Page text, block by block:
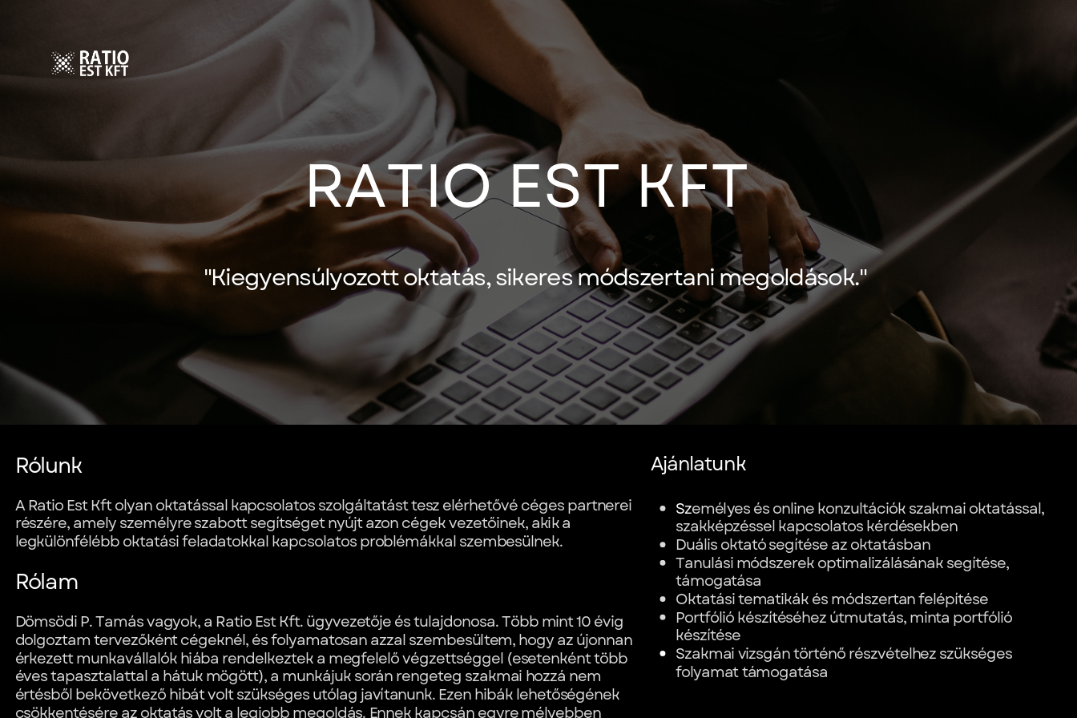
"Kiegyensúlyozott oktatás, sikeres módszertani megoldások."
RATIO EST KFT
Rólunk
A Ratio Est Kft olyan oktatással kapcsolatos szolgáltatást tesz elérhetővé céges partnerei
részére, amely személyre szabott segítséget nyújt azon cégek vezetőinek, akik a
legkülönfélébb oktatási feladatokkal kapcsolatos problémákkal szembesülnek.
Rólam
Dömsödi P. Tamás vagyok, a Ratio Est Kft. ügyvezetője és tulajdonosa. Több mint 10 évig
dolgoztam tervezőként cégeknél, és folyamatosan azzal szembesültem, hogy az újonnan
érkezett munkavállalók hiába rendelkeztek a megfelelő végzettséggel (esetenként több
éves tapasztalattal a hátuk mögött), a munkájuk során rengeteg szakmai hozzá nem
értésből bekövetkező hibát volt szükséges utólag javítanunk. Ezen hibák lehetőségének
csökkentésére az oktatás volt a legjobb megoldás. Ennek kapcsán egyre mélyebben
Ajánlatunk
Személyes és online konzultációk szakmai oktatással,
szakképzéssel kapcsolatos kérdésekben
Duális oktató segítése az oktatásban
Tanulási módszerek optimalizálásának segítése,
támogatása
Oktatási tematikák és módszertan felépítése
Portfólió készítéséhez útmutatás, minta portfólió
készítése
Szakmai vizsgán történő részvételhez szükséges
folyamat támogatása